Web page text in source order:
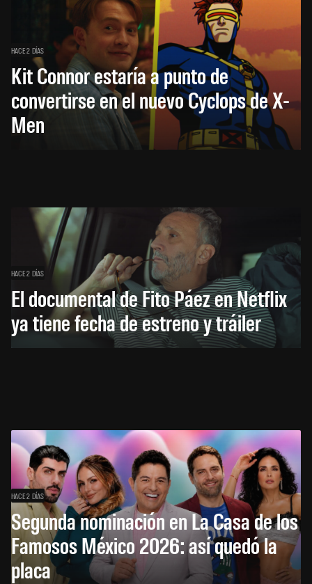
HACE 2 DÍAS
Kit Connor estaría a punto de
convertirse en el nuevo Cyclops de X-
Men
HACE 2 DÍAS
El documental de Fito Páez en Netflix
ya tiene fecha de estreno y tráiler
HACE 2 DÍAS
Segunda nominación en La Casa de los
Famosos México 2026: así quedó la
placa